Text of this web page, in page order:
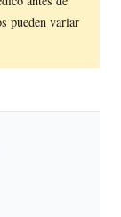
pueden variar